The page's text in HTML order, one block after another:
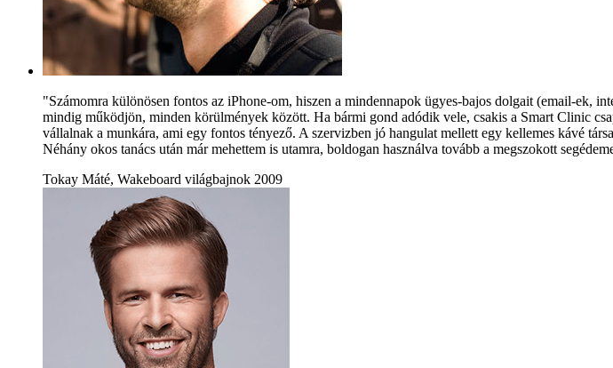
"Számomra különösen fontos az iPhone-om, hiszen a mindennapok ügyes-bajos dolgait (email-ek,
mindig működjön, minden körülmények között. Ha bármi gond adódik vele, csakis a Smart Clinic
vállalnak a munkára, ami egy fontos tényező. A szervizben jó hangulat mellett egy kellemes kávé
Néhány okos tanács után már mehettem is utamra, boldogan használva tovább a megszokott
Tokay Máté, Wakeboard világbajnok 2009